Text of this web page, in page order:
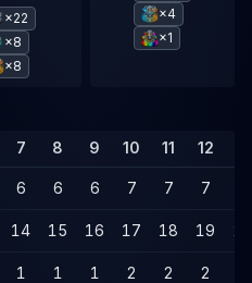
×22
×8
×8
×4
×1
7 8 9 10 11 12
6 6 6 7 7 7
14 15 16 17 18 19 20
1 1 1 2 2 2